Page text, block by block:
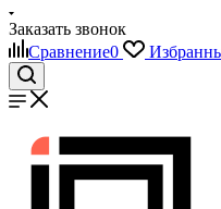
Заказать звонок
Сравнение0